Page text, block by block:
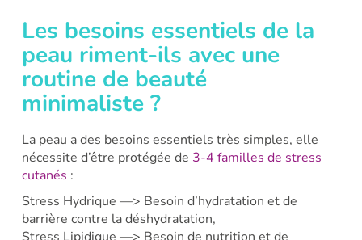
Les besoins essentiels de la
peau riment-ils avec une
routine de beauté
minimaliste ?
La peau a des besoins essentiels très simples, elle
nécessite d’être protégée de 3-4 familles de stress
cutanés :
Stress Hydrique —> Besoin d’hydratation et de
barrière contre la déshydratation,